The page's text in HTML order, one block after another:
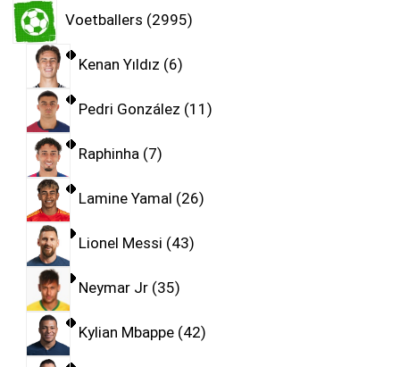
Voetballers 2995
Kenan Yıldız 6
Pedri González 11
Raphinha 7
Lamine Yamal 26
Lionel Messi 43
Neymar Jr 35
Kylian Mbappe 42